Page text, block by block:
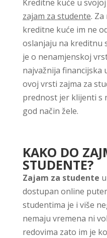
Kreditne kuće u
zajam za studente.
kreditne kuće im ne
oslanjaju na kreditnu
je o nenamjenskoj
najvažnija financijska
ovoj vrsti zajma za
prednost jer klijenti s
god način žele.
KAKO DO
STUDENTE?
Zajam za studente
dostupan online
studentima je i više
nemaju vremena ni
redovima zato im je